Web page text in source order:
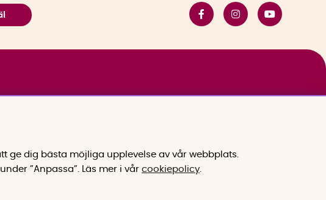
dig bästa möjliga upplevelse av vår webbplats.
”Anpassa”.
Läs mer i vår cookiepolicy